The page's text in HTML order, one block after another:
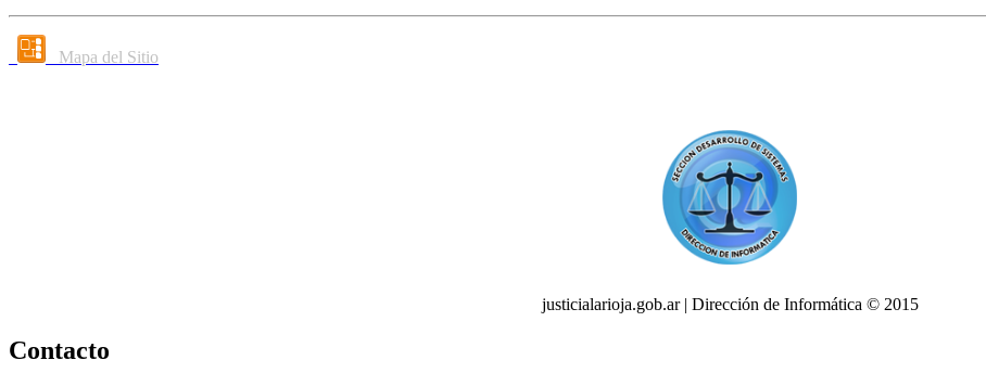
Mapa del Sitio
justicialarioja.gob.ar | Dirección de Informática © 2015
Contacto